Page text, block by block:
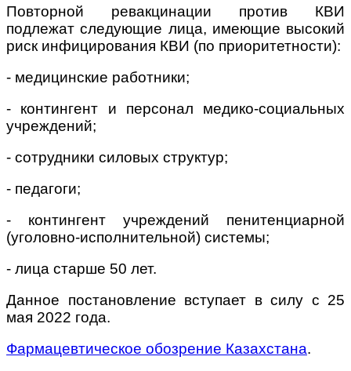
Повторной ревакцинации против КВИ
подлежат следующие лица, имеющие высокий
риск инфицирования КВИ (по приоритетности):
- медицинские работники;
- контингент и персонал медико-социальных
учреждений;
- сотрудники силовых структур;
- педагоги;
- контингент учреждений пенитенциарной
(уголовно-исполнительной) системы;
- лица старше 50 лет.
Данное постановление вступает в силу с 25
мая 2022 года.
Фармацевтическое обозрение Казахстана.